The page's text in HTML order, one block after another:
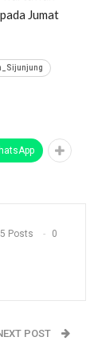
Jumat
Posts 0
POST